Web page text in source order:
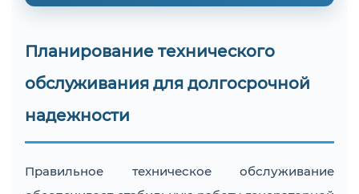
Планирование технического
обслуживания для долгосрочной
надежности
Правильное техническое обслуживание